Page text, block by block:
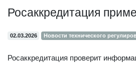
Росаккредитация
02.03.2026 Новости технического
Росаккредитация проверит